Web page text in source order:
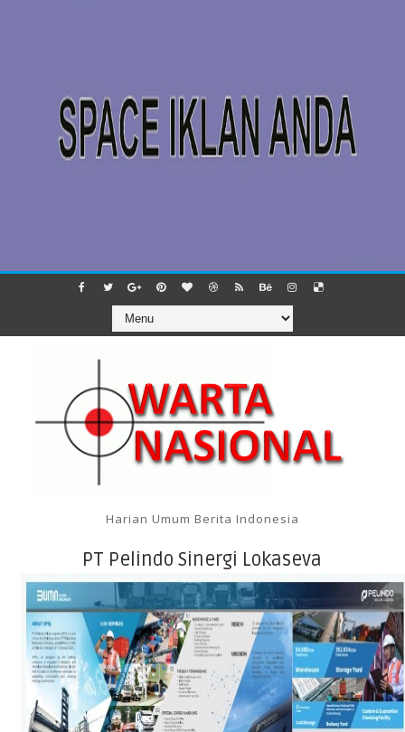
Harian Umum Berita Indonesia
PT Pelindo Sinergi Lokaseva